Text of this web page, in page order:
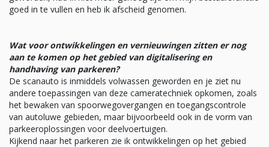
goed in te vullen en heb ik afscheid genomen.
Wat voor ontwikkelingen en vernieuwingen zitten er nog
aan te komen op het gebied van digitalisering en
handhaving van parkeren?
De scanauto is inmiddels volwassen geworden en je ziet nu
andere toepassingen van deze cameratechniek opkomen, zoals
het bewaken van spoorwegovergangen en toegangscontrole
van autoluwe gebieden, maar bijvoorbeeld ook in de vorm van
parkeeroplossingen voor deelvoertuigen.
Kijkend naar het parkeren zie ik ontwikkelingen op het gebied